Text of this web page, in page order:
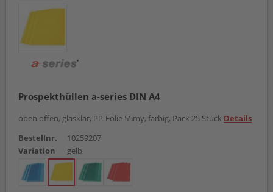
Prospekthüllen a-series DIN A4
oben offen, glasklar, PP-Folie 55my, farbig, Pack 25 Stück Details
Bestellnr.
10259207
Variation
gelb